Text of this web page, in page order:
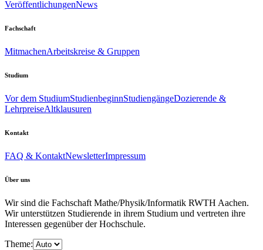
VeröffentlichungenNews
Fachschaft
MitmachenArbeitskreise & Gruppen
Studium
Vor dem StudiumStudienbeginnStudiengängeDozierende &
LehrpreiseAltklausuren
Kontakt
FAQ & KontaktNewsletterImpressum
Über uns
Wir sind die Fachschaft Mathe/Physik/Informatik RWTH Aachen.
Wir unterstützen Studierende in ihrem Studium und vertreten ihre
Interessen gegenüber der Hochschule.
Theme: